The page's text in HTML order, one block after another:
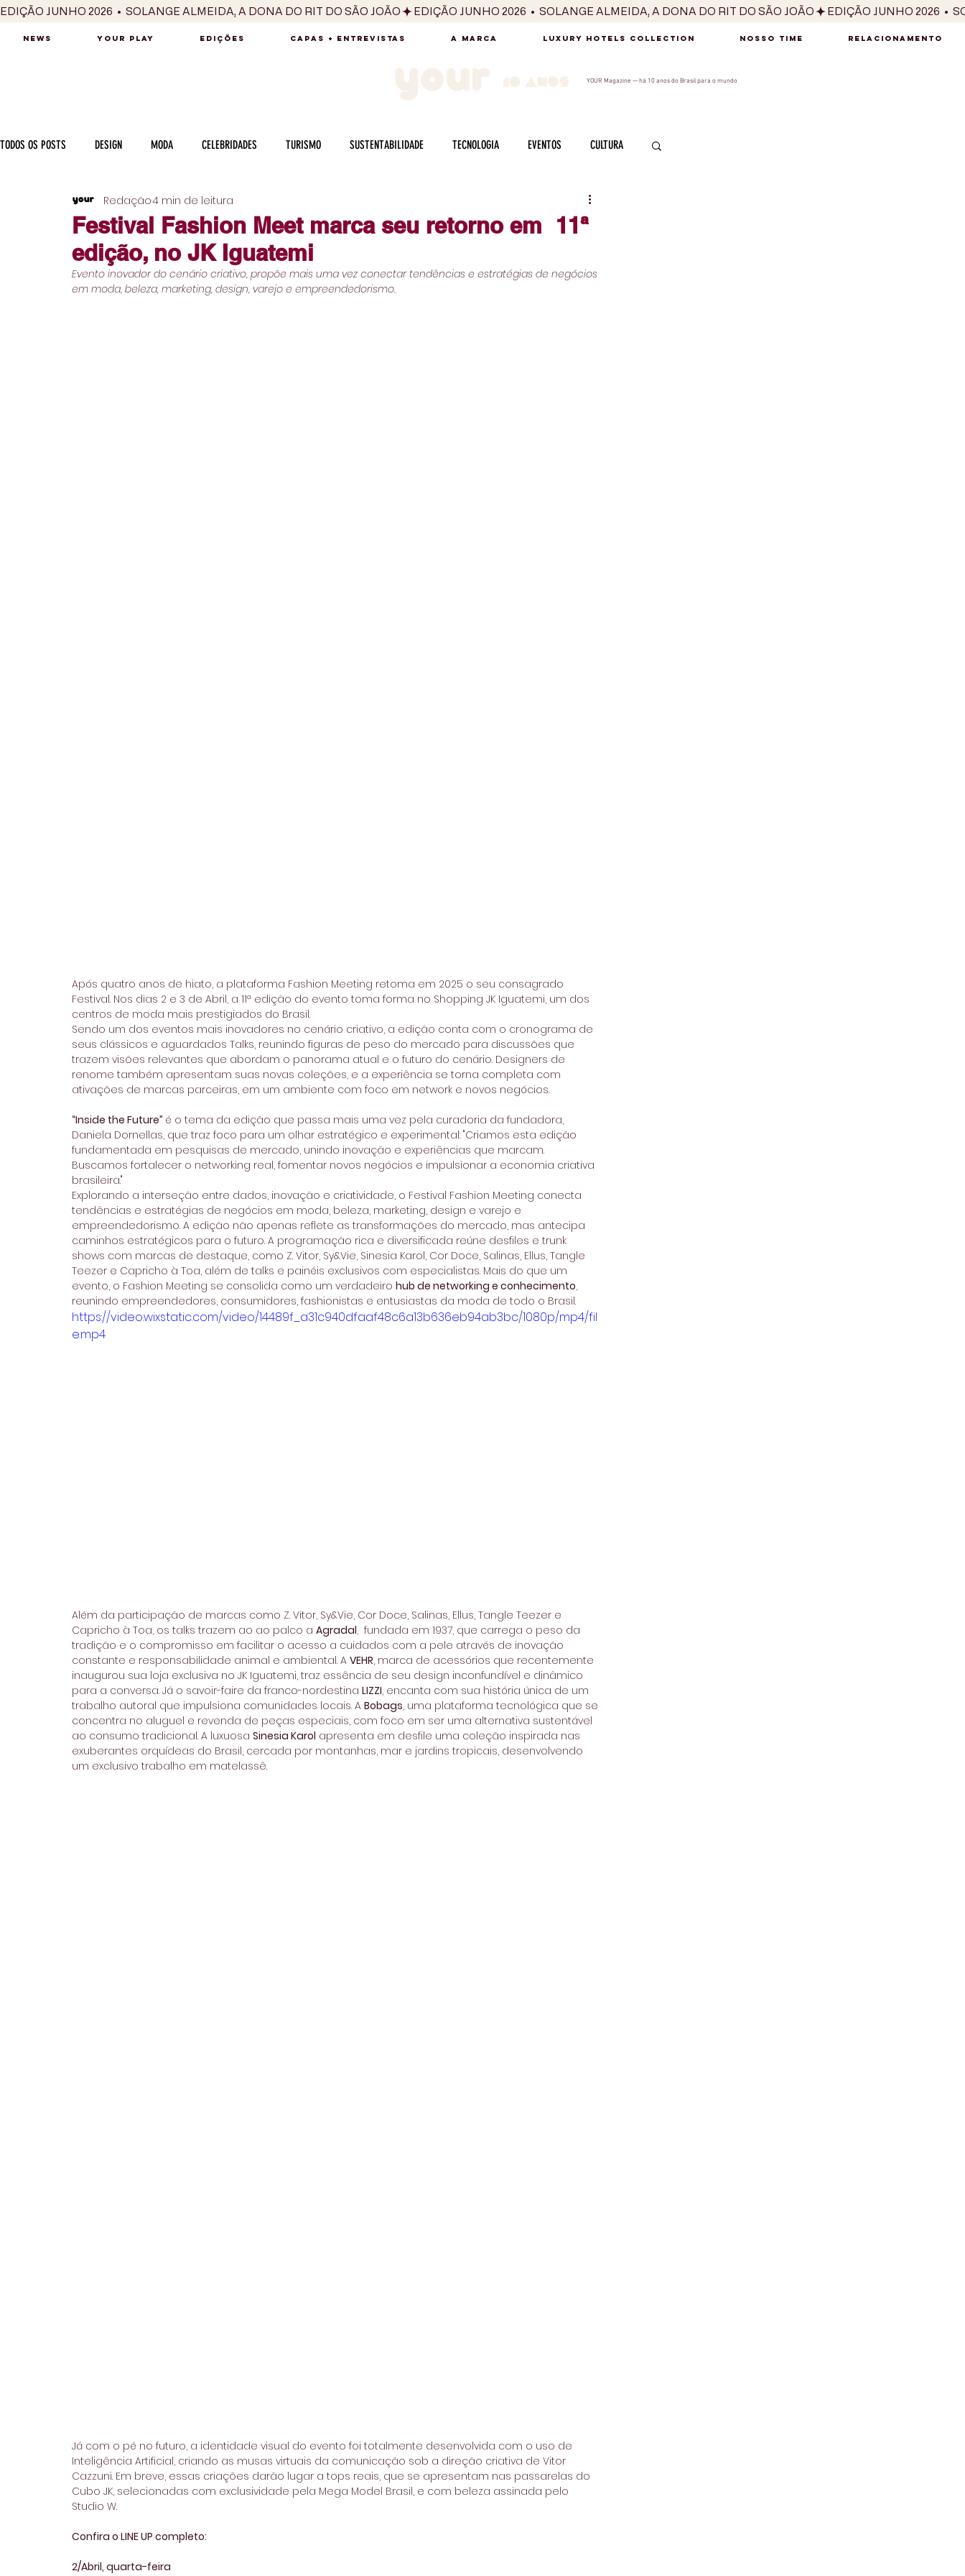
EDIÇÃO JUNHO 2026  •  SOLANGE ALMEIDA, A DONA DO RIT DO SÃO JOÃO
NEWS YOUR PLAY EDIÇÕES CAPAS + ENTREVISTAS A MARCA LUXURY HOTELS COLLECTION NOSSO TIME RELACIONAMENTO
YOUR Magazine — há 10 anos do Brasil para o mundo
TODOS OS POSTS DESIGN MODA CELEBRIDADES TURISMO SUSTENTABILIDADE TECNOLOGIA EVENTOS CULTURA
MÚSICA SÉRIES / TV INTERNACIONAL
CULINÁRIA PESSOAS CARREIRA VINHOS
Festival Fashion Meet marca seu retorno em 11ª
edição, no JK Iguatemi
Redação4 min de leitura
Evento inovador do cenário criativo, propõe mais uma vez conectar tendências e estratégias de negócios
em moda, beleza, marketing, design, varejo e empreendedorismo.
Após quatro anos de hiato, a plataforma Fashion Meeting retoma em 2025 o seu consagrado
Festival. Nos dias 2 e 3 de Abril, a 11ª edição do evento toma forma no Shopping JK Iguatemi, um dos
centros de moda mais prestigiados do Brasil.
Sendo um dos eventos mais inovadores no cenário criativo, a edição conta com o cronograma de
seus clássicos e aguardados Talks, reunindo figuras de peso do mercado para discussões que
trazem visões relevantes que abordam o panorama atual e o futuro do cenário. Designers de
renome também apresentam suas novas coleções, e a experiência se torna completa com
ativações de marcas parceiras, em um ambiente com foco em network e novos negócios.
“Inside the Future” é o tema da edição que passa mais uma vez pela curadoria da fundadora,
Daniela Dornellas, que traz foco para um olhar estratégico e experimental: "Criamos esta edição
fundamentada em pesquisas de mercado, unindo inovação e experiências que marcam.
Buscamos fortalecer o networking real, fomentar novos negócios e impulsionar a economia criativa
brasileira."
Explorando a interseção entre dados, inovação e criatividade, o Festival Fashion Meeting conecta
tendências e estratégias de negócios em moda, beleza, marketing, design e varejo e
empreendedorismo. A edição não apenas reflete as transformações do mercado, mas antecipa
caminhos estratégicos para o futuro. A programação rica e diversificada reúne desfiles e trunk
shows com marcas de destaque, como Z. Vitor, Sy&Vie, Sinesia Karol, Cor Doce, Salinas, Ellus, Tangle
Teezer e Capricho à Toa, além de talks e painéis exclusivos com especialistas. Mais do que um
evento, o Fashion Meeting se consolida como um verdadeiro hub de networking e conhecimento,
reunindo empreendedores, consumidores, fashionistas e entusiastas da moda de todo o Brasil.
https://video.wixstatic.com/video/14489f_a31c940dfaaf48c6a13b636eb94ab3bc/1080p/mp4/fil
e.mp4
Além da participação de marcas como Z. Vitor, Sy&Vie, Cor Doce, Salinas, Ellus, Tangle Teezer e
Capricho à Toa, os talks trazem ao ao palco a Agradal,  fundada em 1937, que carrega o peso da
tradição e o compromisso em facilitar o acesso a cuidados com a pele através de inovação
constante e responsabilidade animal e ambiental. A VEHR, marca de acessórios que recentemente
inaugurou sua loja exclusiva no JK Iguatemi, traz essência de seu design inconfundível e dinâmico
para a conversa. Já o savoir-faire da franco-nordestina LIZZI, encanta com sua história única de um
trabalho autoral que impulsiona comunidades locais. A Bobags, uma plataforma tecnológica que se
concentra no aluguel e revenda de peças especiais, com foco em ser uma alternativa sustentável
ao consumo tradicional. A luxuosa Sinesia Karol apresenta em desfile uma coleção inspirada nas
exuberantes orquídeas do Brasil, cercada por montanhas, mar e jardins tropicais, desenvolvendo
um exclusivo trabalho em matelassê.
Já com o pé no futuro, a identidade visual do evento foi totalmente desenvolvida com o uso de
Inteligência Artificial, criando as musas virtuais da comunicação sob a direção criativa de Vitor
Cazzuni. Em breve, essas criações darão lugar a tops reais, que se apresentam nas passarelas do
Cubo JK, selecionadas com exclusividade pela Mega Model Brasil, e com beleza assinada pelo
Studio W.
Confira o LINE UP completo:
2/Abril, quarta-feira